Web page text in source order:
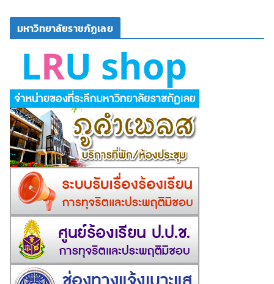
มหาวิทยาลัยราชภัฏเลย